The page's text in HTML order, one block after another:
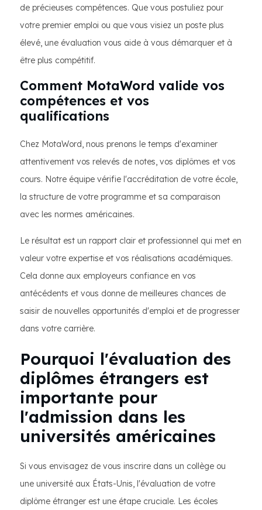
de précieuses compétences. Que vous postuliez pour
votre premier emploi ou que vous visiez un poste plus
élevé, une évaluation vous aide à vous démarquer et à
être plus compétitif.
Comment MotaWord valide vos
compétences et vos
qualifications
Chez MotaWord, nous prenons le temps d'examiner
attentivement vos relevés de notes, vos diplômes et vos
cours. Notre équipe vérifie l'accréditation de votre école,
la structure de votre programme et sa comparaison
avec les normes américaines.
Le résultat est un rapport clair et professionnel qui met en
valeur votre expertise et vos réalisations académiques.
Cela donne aux employeurs confiance en vos
antécédents et vous donne de meilleures chances de
saisir de nouvelles opportunités d'emploi et de progresser
dans votre carrière.
Pourquoi l'évaluation des
diplômes étrangers est
importante pour
l'admission dans les
universités américaines
Si vous envisagez de vous inscrire dans un collège ou
une université aux États-Unis, l'évaluation de votre
diplôme étranger est une étape cruciale. Les écoles